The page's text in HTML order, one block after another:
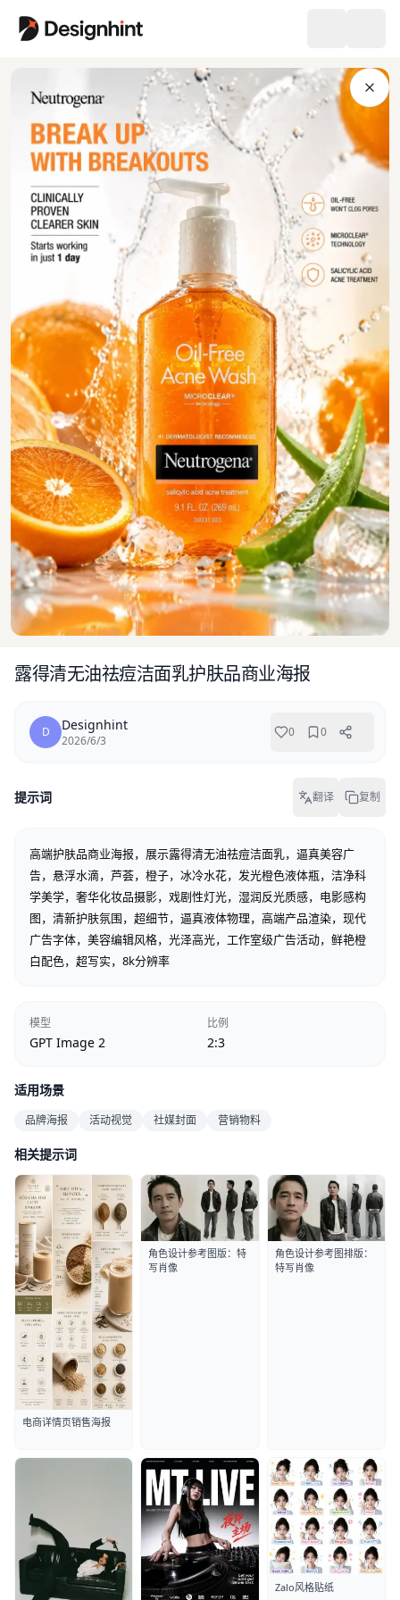
露得清无油祛痘洁面乳护肤品商业海报
D Designhint
2026/6/3
0 0
提示词 翻译 复制
高端护肤品商业海报，展示露得清无油祛痘洁面乳，逼真美容广
告，悬浮水滴，芦荟，橙子，冰冷水花，发光橙色液体瓶，洁净科
学美学，奢华化妆品摄影，戏剧性灯光，湿润反光质感，电影感构
图，清新护肤氛围，超细节，逼真液体物理，高端产品渲染，现代
广告字体，美容编辑风格，光泽高光，工作室级广告活动，鲜艳橙
白配色，超写实，8k分辨率
模型
GPT Image 2
比例
2:3
适用场景
品牌海报 活动视觉 社媒封面 营销物料
相关提示词
电商详情页销售海报
角色设计参考图版：特
写肖像
角色设计参考图排版：
特写肖像
Zalo风格贴纸